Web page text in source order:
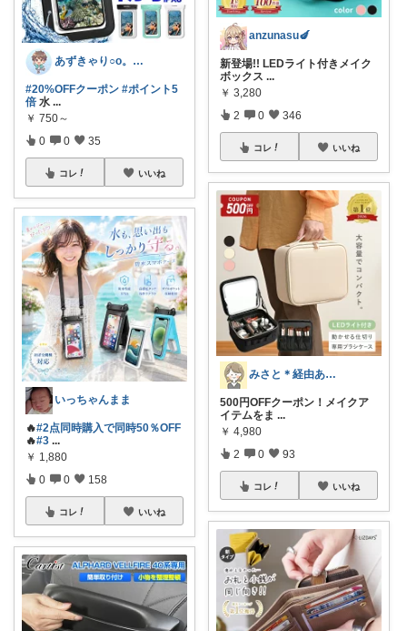
あずきゃり○o。.🐟🐠
#20%OFFクーポン #ポイント5
倍 水 ...
￥ 750～
0 0 35
コレ いいね
いっちゃんまま
🔥#2点同時購入で同時50％OFF
🔥#3 ...
￥ 1,880
0 0 158
コレ いいね
anzunasu🍆
新登場!! LEDライト付きメイク
ボックス ...
￥ 3,280
2 0 346
コレ いいね
みさと＊経由ありがとうございます🧡
500円OFFクーポン！メイクア
イテムをま ...
￥ 4,980
2 0 93
コレ いいね